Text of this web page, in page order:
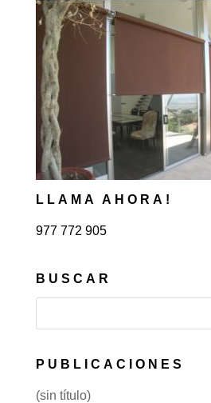
LLAMA AHORA!
977 772 905
BUSCAR
PUBLICACIONES
(sin título)